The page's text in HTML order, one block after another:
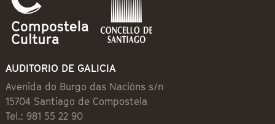
AUDITORIO DE GALICIA
Avenida do Burgo das Nacións s/n
15704 Santiago de Compostela
Tel.: 981 55 22 90